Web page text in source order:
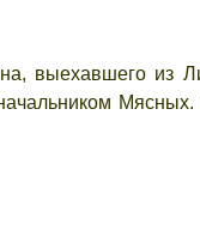
выехавшего из